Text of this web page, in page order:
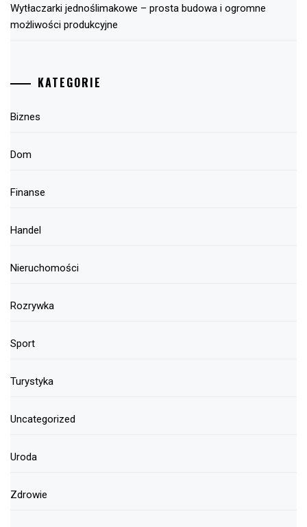
Wytłaczarki jednoślimakowe – prosta budowa i ogromne
możliwości produkcyjne
KATEGORIE
Biznes
Dom
Finanse
Handel
Nieruchomości
Rozrywka
Sport
Turystyka
Uncategorized
Uroda
Zdrowie